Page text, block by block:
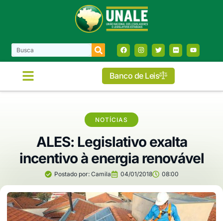
Banco de Leis
NOTÍCIAS
ALES: Legislativo exalta
incentivo à energia renovável
Postado por:Camila 04/01/2018 08:00